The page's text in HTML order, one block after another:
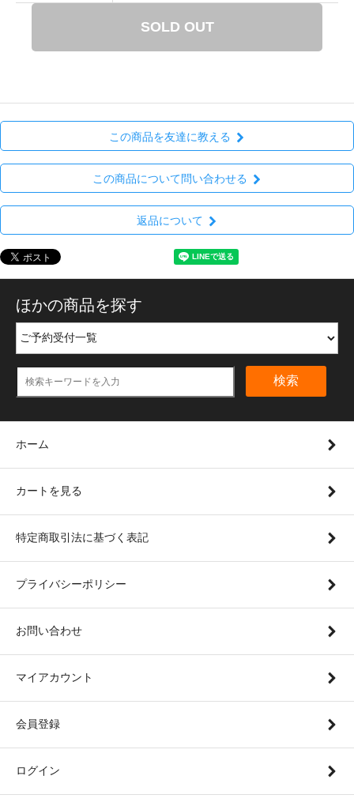
SOLD OUT
この商品を友達に教える
この商品について問い合わせる
返品について
ほかの商品を探す
検索
ホーム
カートを見る
特定商取引法に基づく表記
プライバシーポリシー
お問い合わせ
マイアカウント
会員登録
ログイン